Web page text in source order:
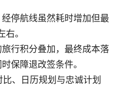
停航线虽然耗时增加但最
。
行积分叠加，最终成本落
保障退改签条件。
、日历规划与忠诚计划